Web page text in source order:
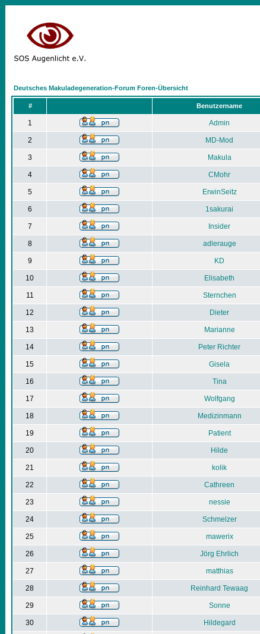
Deutsches Makuladegeneration-Forum Foren-Übersicht
# Benutzername
1 Admin
2 MD-Mod
3 Makula
4 CMohr
5 ErwinSeitz
6 1sakurai
7 Insider
8 adlerauge
9 KD
10 Elisabeth
11 Sternchen
12 Dieter
13 Marianne
14 Peter Richter
15 Gisela
16 Tina
17 Wolfgang
18 Medizinmann
19 Patient
20 Hilde
21 kolik
22 Cathreen
23 nessie
24 Schmelzer
25 mawerix
26 Jörg Ehrlich
27 matthias
28 Reinhard Tewaag
29 Sonne
30 Hildegard